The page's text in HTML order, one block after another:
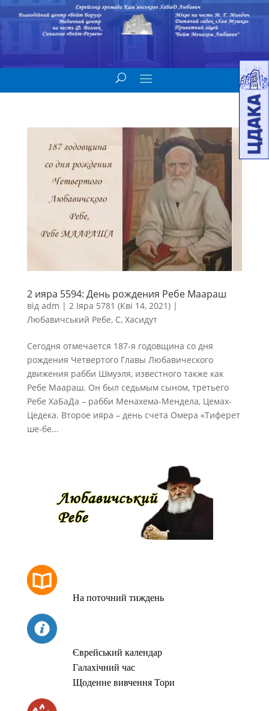
2 ияра 5594: День рождения Ребе Маараш
від adm | 2 Іяра 5781 (Кві 14, 2021)|
Любавичський Ребе, С, Хасидут
Сегодня отмечается 187-я годовщина со дня
рождения Четвертого Главы Любавического
движения рабби Шмуэля, известного также как
Ребе Маараш. Он был седьмым сыном, третьего
Ребе ХаБаДа – рабби Менахема-Мендела, Цемах-
Цедека. Второе ияра – день счета Омера «Тиферет
ше-бе...
На поточний тиждень
Єврейський календар
Галахічний час
Щоденне вивчення Тори